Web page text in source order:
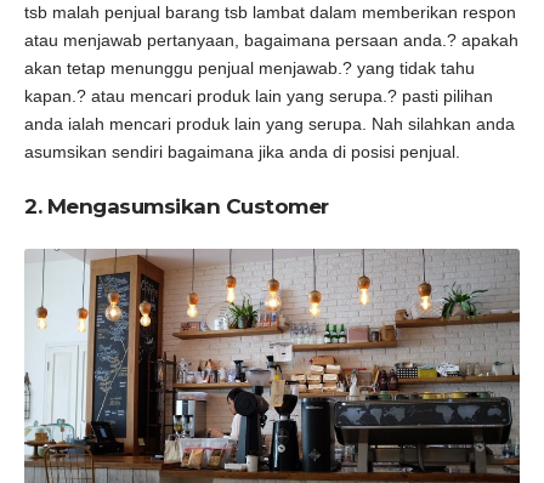
tsb malah penjual barang tsb lambat dalam memberikan respon
atau menjawab pertanyaan, bagaimana persaan anda.? apakah
akan tetap menunggu penjual menjawab.? yang tidak tahu
kapan.? atau mencari produk lain yang serupa.? pasti pilihan
anda ialah mencari produk lain yang serupa. Nah silahkan anda
asumsikan sendiri bagaimana jika anda di posisi penjual.
2. Mengasumsikan Customer